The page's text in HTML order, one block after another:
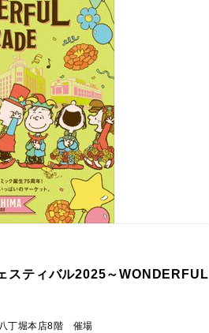
スティバル2025～WONDERFUL
丁堀本店8階 催場